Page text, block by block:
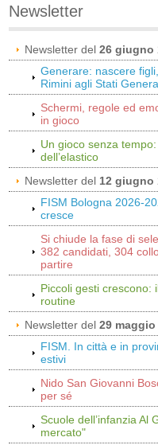
Newsletter
Newsletter del26 giugno
Generare: nascere
Rimini agli Stati
Schermi, regole ed
in gioco
Un gioco senza
dell’elastico
Newsletter del 12 giugno
FISM Bologna 2026-
cresce
Si chiude la fase di
382 candidati, 304
partire
Piccoli gesti crescono:
routine
Newsletter del29 maggio
FISM. In città e in
estivi
Nido San Giovanni
per sé
Scuole dell’infanzia Al
mercato"